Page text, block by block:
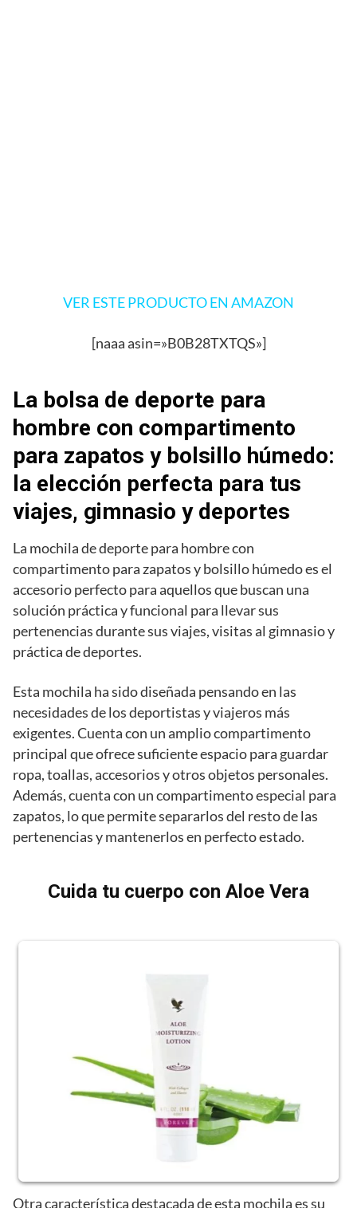
VER ESTE PRODUCTO EN AMAZON
[naaa asin=»B0B28TXTQS»]
La bolsa de deporte para
hombre con compartimento
para zapatos y bolsillo húmedo:
la elección perfecta para tus
viajes, gimnasio y deportes
La mochila de deporte para hombre con
compartimento para zapatos y bolsillo húmedo es el
accesorio perfecto para aquellos que buscan una
solución práctica y funcional para llevar sus
pertenencias durante sus viajes, visitas al gimnasio y
práctica de deportes.
Esta mochila ha sido diseñada pensando en las
necesidades de los deportistas y viajeros más
exigentes. Cuenta con un amplio compartimento
principal que ofrece suficiente espacio para guardar
ropa, toallas, accesorios y otros objetos personales.
Además, cuenta con un compartimento especial para
zapatos, lo que permite separarlos del resto de las
pertenencias y mantenerlos en perfecto estado.
Cuida tu cuerpo con Aloe Vera
Otra característica destacada de esta mochila es su